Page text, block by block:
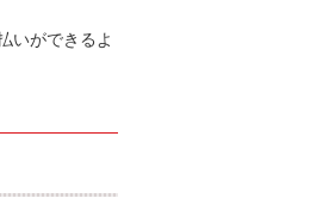
いができるよ